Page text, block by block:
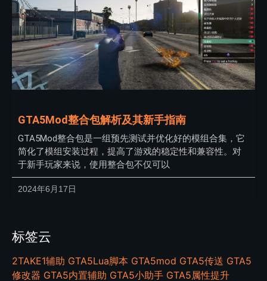
GTA5Mod整合包解析及其新手指南
GTA5Mod整合包是一组预先测试并优化好的模组合集，它
简化了模组安装过程，提高了游戏的稳定性和兼容性。对
于新手玩家来说，使用整合包不仅可以
2024年6月17日
标签云
2TAKE1辅助 GTA5Lua脚本 GTA5mod GTA5传送 GTA5
修改器 GTA5内置辅助 GTA5小助手 GTA5属性提升